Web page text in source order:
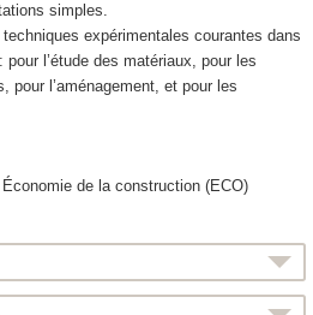
simples.
expérimentales courantes dans
l’étude des matériaux, pour les
pour l’aménagement, et pour les
de la construction (ECO)